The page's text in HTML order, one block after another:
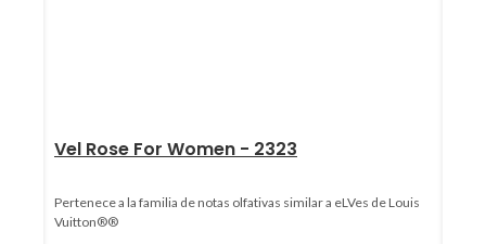
Vel Rose For Women - 2323
Pertenece a la familia de notas olfativas similar a eLVes de Louis
Vuitton®®